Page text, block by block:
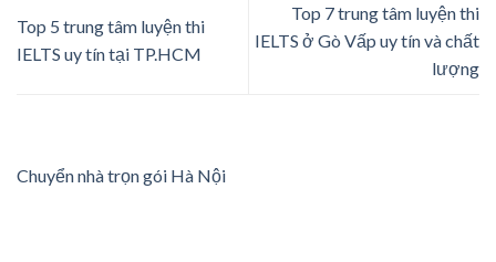
Top 5 trung tâm luyện thi
IELTS uy tín tại TP.HCM
Top 7 trung tâm luyện thi
IELTS ở Gò Vấp uy tín và chất
lượng
Chuyển nhà trọn gói Hà Nội